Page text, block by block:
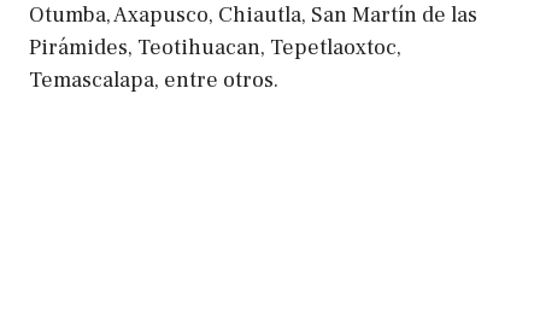
Otumba, Axapusco, Chiautla, San Martín de las
Pirámides, Teotihuacan, Tepetlaoxtoc,
Temascalapa, entre otros.